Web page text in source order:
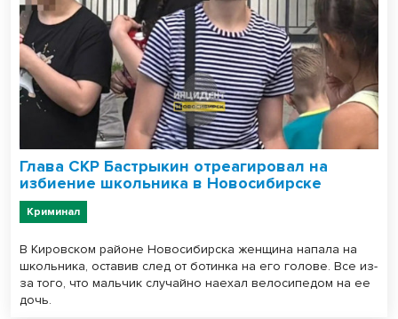
Глава СКР Бастрыкин отреагировал на
избиение школьника в Новосибирске
Криминал
В Кировском районе Новосибирска женщина напала на
школьника, оставив след от ботинка на его голове. Все из-
за того, что мальчик случайно наехал велосипедом на ее
дочь.